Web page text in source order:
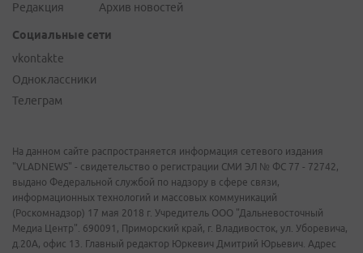
Редакция
Архив новостей
Социальные сети
vkontakte
Одноклассники
Телеграм
На данном сайте распространяется информация сетевого издания
"VLADNEWS" - свидетельство о регистрации СМИ ЭЛ № ФС 77 - 72742,
выдано Федеральной службой по надзору в сфере связи,
информационных технологий и массовых коммуникаций
(Роскомнадзор) 17 мая 2018 г. Учредитель ООО "Дальневосточный
Медиа Центр". 690091, Приморский край, г. Владивосток, ул. Уборевича,
д.20А, офис 13. Главный редактор Юркевич Дмитрий Юрьевич. Адрес